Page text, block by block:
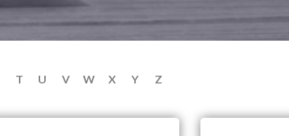
T U V W X Y Z